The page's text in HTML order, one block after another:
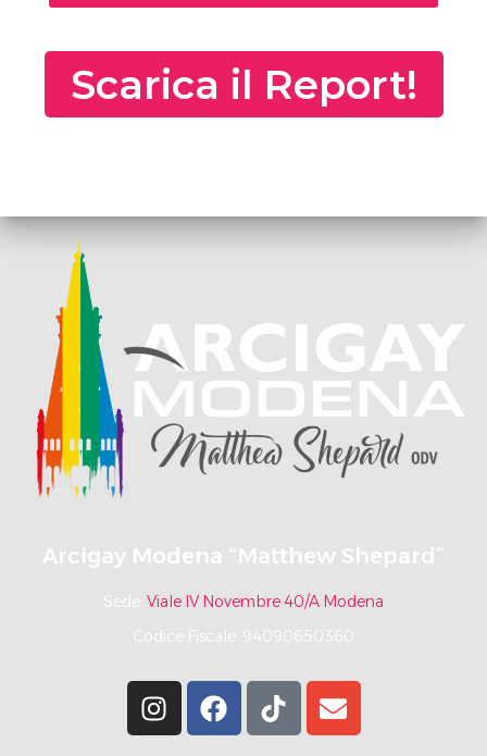
Scarica il Report!
Arcigay Modena “Matthew Shepard”
Sede: Viale IV Novembre 40/A Modena
Codice Fiscale: 94090650360